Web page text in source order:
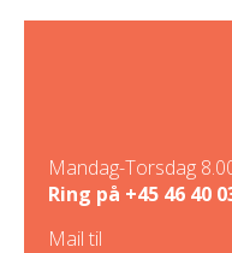
Mandag-Torsdag
Ring på +45 46 40
Mail til